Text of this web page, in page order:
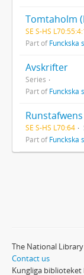
SE S-HS
Part ofFunckska
Avskrifter
Series
Part ofFunckska
SE S-HS L70:64
Part ofFunckska
The National
Contact us
Kungliga